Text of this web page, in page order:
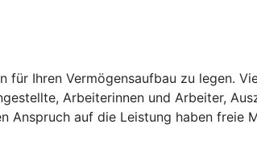
Ihren Vermögensaufbau zu legen.
Arbeiterinnen und Arbeiter,
auf die Leistung haben freie